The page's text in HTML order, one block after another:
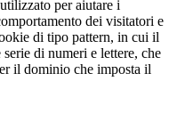
per aiutare i
dei visitatori e
di tipo pattern, in cui il
di numeri e lettere, che
il dominio che imposta il